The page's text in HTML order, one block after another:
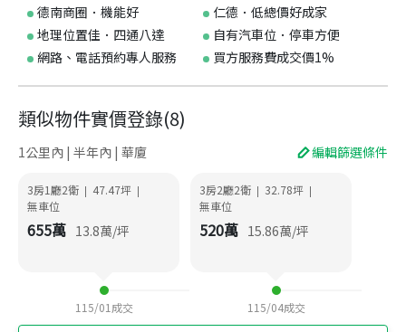
德南商圈．機能好
仁德．低總價好成家
地理位置佳．四通八達
自有汽車位．停車方便
網路、電話預約專人服務
買方服務費成交價1%
類似物件實價登錄(8)
1公里內 | 半年內 | 華廈 編輯篩選條件
3房1廳2衛 | 47.47坪 |
無車位
655萬 13.8萬/坪
115/01 成交
3房2廳2衛 | 32.78坪 |
無車位
520萬 15.86萬/坪
115/04成交